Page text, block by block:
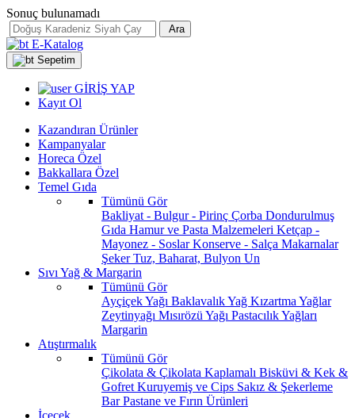
Sonuç bulunamadı
Ara
E-Katalog
Sepetim
GİRİŞ YAP
Kayıt Ol
Kazandıran Ürünler
Kampanyalar
Horeca Özel
Bakkallara Özel
Temel Gıda
Tümünü Gör
Bakliyat - Bulgur - Pirinç Çorba Dondurulmuş
Gıda Hamur ve Pasta Malzemeleri Ketçap -
Mayonez - SoslarKonserve - Salça Makarnalar
ŞekerTuz, Baharat, Bulyon Un
Sıvı Yağ & Margarin
Tümünü Gör
Ayçiçek Yağı Baklavalık Yağ Kızartma Yağlar
Zeytinyağı Mısırözü Yağı Pastacılık Yağları
Margarin
Atıştırmalık
Tümünü Gör
Çikolata & Çikolata Kaplamalı Bisküvi & Kek &
Gofret Kuruyemiş ve Cips Sakız & Şekerleme
BarPastane ve Fırın Ürünleri
İçecek